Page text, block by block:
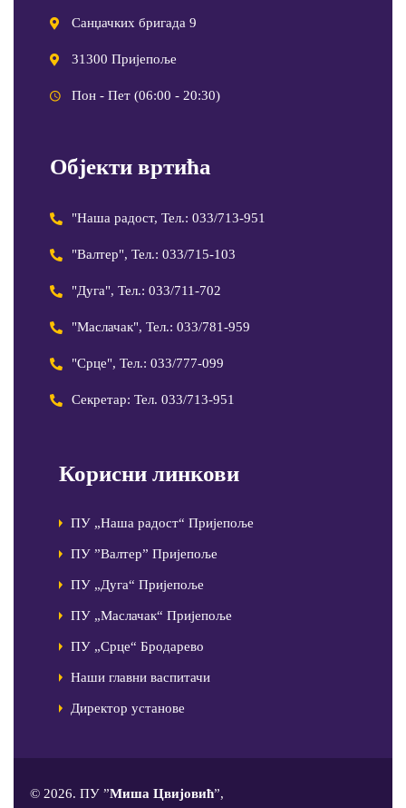
Санџачких бригада 9
31300 Пријепоље
Пон - Пет (06:00 - 20:30)
Објекти вртића
"Наша радост, Тел.: 033/713-951
"Валтер", Тел.: 033/715-103
"Дуга", Тел.: 033/711-702
"Маслачак", Тел.: 033/781-959
"Срце", Тел.: 033/777-099
Секретар: Тел. 033/713-951
Корисни линкови
ПУ „Наша радост“ Пријепоље
ПУ ”Валтер” Пријепоље
ПУ „Дуга“ Пријепоље
ПУ „Маслачак“ Пријепоље
ПУ „Срце“ Бродарево
Наши главни васпитачи
Директор установе
© 2026. ПУ ”Миша Цвијовић”,